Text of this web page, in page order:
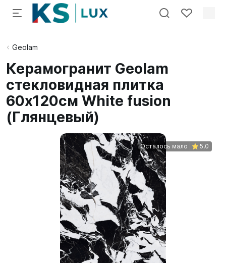
Geolam
Керамогранит Geolam
стекловидная плитка
60х120см White fusion
(Глянцевый)
Осталось мало 5,0